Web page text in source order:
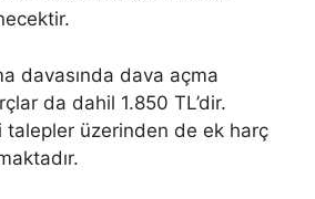
davasında dava açma
da dahil 1.850 TL’dir.
talepler üzerinden de ek harç